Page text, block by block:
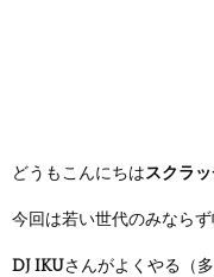
どうもこんにちはスクラ
今回は若い世代のみなら
DJ IKUさんがよくやる（